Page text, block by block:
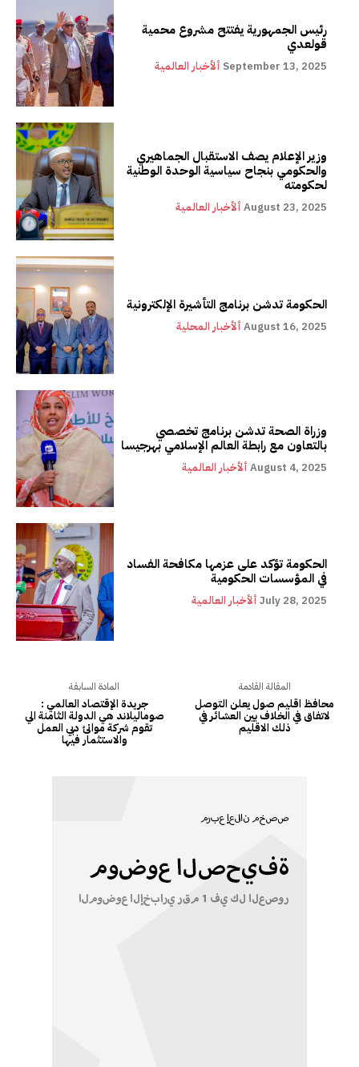
رئيس الجمهورية يفتتح مشروع محمية
قولعدي
ألأخبار العالمية September 13, 2025
وزير الإعلام يصف الاستقبال الجماهيري
والحكومي بنجاح سياسية الوحدة الوطنية
لحكومته
ألأخبار العالمية August 23, 2025
الحكومة تدشن برنامج التأشيرة الإلكترونية
ألأخبار المحلية August 16, 2025
وزراة الصحة تدشن برنامج تخصصي
بالتعاون مع رابطة العالم الإسلامي بهرجيسا
ألأخبار العالمية August 4, 2025
الحكومة تؤكد على عزمها مكافحة الفساد
في المؤسسات الحكومية
ألأخبار العالمية July 28, 2025
المادة السابقة
جريدة الإقتصاد العالمي :
صوماليلاند هي الدولة الثامنة الي
تقوم شركة موانئ دبي العمل
والاستثمار فيها
المقالة القادمة
محافظ اقليم صول يعلن التوصل
لاتفاق في الخلاف بين العشائر في
ذلك الاقليم